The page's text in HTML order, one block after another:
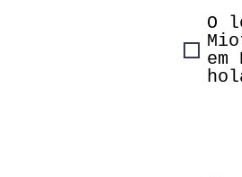
O